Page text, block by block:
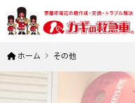
ホーム その他